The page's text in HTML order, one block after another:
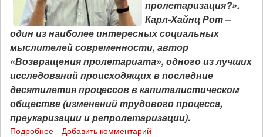
пролетаризация?».
Карл-Хайнц Рот –
один из наиболее интересных социальных
мыслителей современности, автор
«Возвращения пролетариата», одного из лучших
исследований происходящих в последние
десятилетия процессов в капиталистическом
обществе (изменений трудового процесса,
преукаризации и репролетаризации).
Подробнее Добавить комментарий